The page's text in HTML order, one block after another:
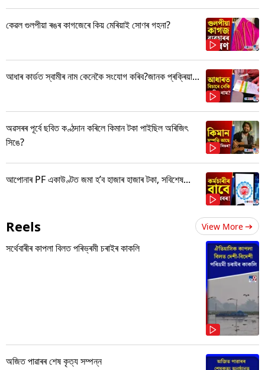
কেৱল গুলপীয়া ৰঙৰ কাগজেৰে কিয় মেৰিয়াই সোণৰ গহনা?
আধাৰ কাৰ্ডত স্বামীৰ নাম কেনেকৈ সংযোগ কৰিব?জানক প্ৰক্ৰিয়া...
অৱসৰৰ পূৰ্বে ছবিত কণ্ঠদান কৰিলে কিমান টকা পাইছিল অৰিজিৎ
সিঙে?
আপোনাৰ PF একাউণ্টত জমা হ’ব হাজাৰ হাজাৰ টকা, সবিশেষ...
Reels View More
সৰ্থেবাৰীৰ কাপলা বিলত পৰিভ্ৰমী চৰাইৰ কাকলি
অজিত পাৱাৰৰ শেষ কৃত্য সম্পন্ন